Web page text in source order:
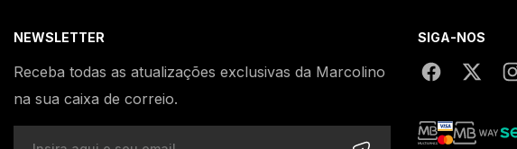
NEWSLETTER
Receba todas as atualizações exclusivas da Marcolino
na sua caixa de correio.
SIGA-NOS